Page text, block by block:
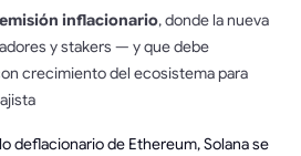
inflacionario, donde la nueva
y stakers — y que debe
crecimiento del ecosistema para
deflacionario de Ethereum, Solana se